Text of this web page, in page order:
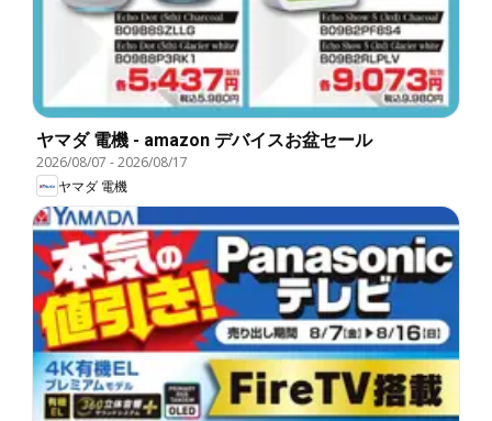
ヤマダ 電機 - amazon デバイスお盆セール
2026/08/07 -2026/08/17
ヤマダ 電機